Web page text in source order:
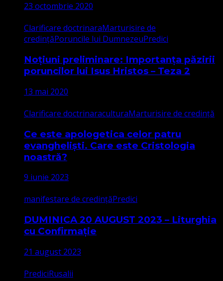
23 octombrie 2020
Clarificare doctrinaraMarturisire de
credințăPoruncile lui DumnezeuPredici
Noțiuni preliminare: Importanța păzirii
poruncilor lui Isus Hristos – Teza 2
13 mai 2020
Clarificare doctrinaraculturaMarturisire de credință
Ce este apologetica celor patru
evangheliști. Care este Cristologia
noastră?
9 iunie 2023
manifestare de credințăPredici
DUMINICA 20 AUGUST 2023 – Liturghia
cu Confirmație
21 august 2023
PrediciRusalii